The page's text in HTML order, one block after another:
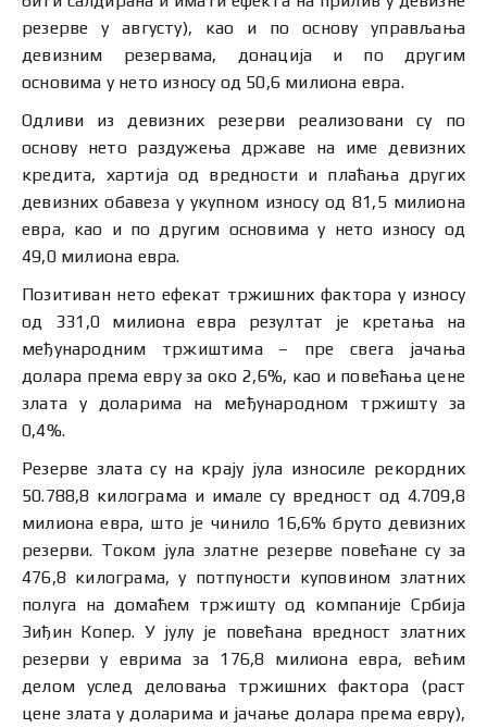
резерве у августу), као и по основу управљања
девизним резервама, донација и по другим
основима у нето износу од 50,6 милиона евра.
Одливи из девизних резерви реализовани су по
основу нето раздужења државе на име девизних
кредита, хартија од вредности и плаћања других
девизних обавеза у укупном износу од 81,5 милиона
евра, као и по другим основима у нето износу од
49,0 милиона евра.
Позитиван нето ефекат тржишних фактора у износу
од 331,0 милиона евра резултат је кретања на
међународним тржиштима – пре свега јачања
долара према евру за око 2,6%, као и повећања цене
злата у доларима на међународном тржишту за
0,4%.
Резерве злата су на крају јула износиле рекордних
50.788,8 килограма и имале су вредност од 4.709,8
милиона евра, што је чинило 16,6% бруто девизних
резерви. Током јула златне резерве повећане су за
476,8 килограма, у потпуности куповином златних
полуга на домаћем тржишту од компаније Србија
Зиђин Копер. У јулу је повећана вредност златних
резерви у еврима за 176,8 милиона евра, већим
делом услед деловања тржишних фактора (раст
цене злата у доларима и јачање долара према евру),